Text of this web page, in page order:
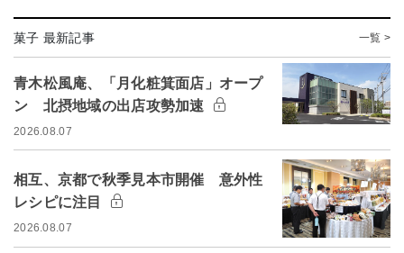
菓子 最新記事 一覧 >
青木松風庵、「月化粧箕面店」オープ
ン 北摂地域の出店攻勢加速
2026.08.07
相互、京都で秋季見本市開催 意外性
レシピに注目
2026.08.07